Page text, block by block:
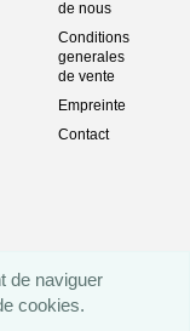
de naviguer
cookies.
de nous
Conditions
generales
de vente
Empreinte
Contact